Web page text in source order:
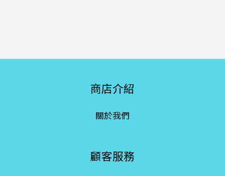
商店介紹
關於我們
顧客服務